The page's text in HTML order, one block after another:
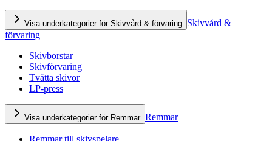
Visa underkategorier för Skivvård & förvaring Skivvård &
förvaring
Skivborstar
Skivförvaring
Tvätta skivor
LP-press
Visa underkategorier för Remmar Remmar
Remmar till skivspelare